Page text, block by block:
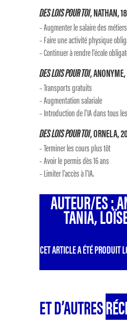
DES LOIS POUR TOI, NATHAN,
– Augmenter le salaire des
– Faire une activité physique
– Continuer à rendre l’école
DES LOIS POUR TOI,
– Transports gratuits
– Augmentation salariale
– Introduction de l’IA dans tous
DES LOIS POUR TOI, ORNELA,
– Terminer les cours plus tôt
– Avoir le permis dès 16 ans
– Limiter l’accès à l’IA.
AUTEUR/ES :
TANIA,
CET ARTICLE A ÉTÉ PRODUIT
ET D’AUTRES